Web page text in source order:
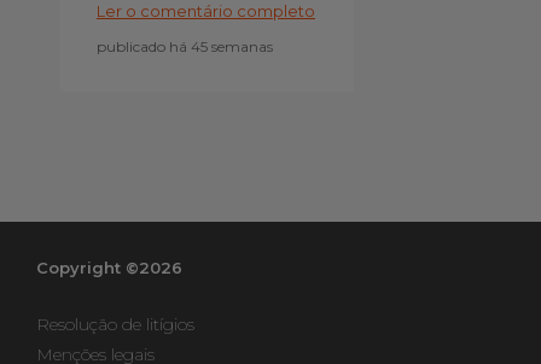
Ler o comentário completo
publicado há 45 semanas
Copyright ©2026
Resolução de litígios
Menções legais